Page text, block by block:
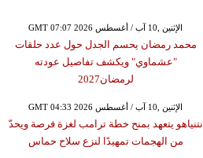
GMT 07:07 2026 الإثنين ,10 آب / أغسطس
محمد رمضان يحسم الجدل حول عدد حلقات
"عشماوي" ويكشف تفاصيل عودته
لرمضان2027
GMT 04:33 2026 الإثنين ,10 آب / أغسطس
نتنياهو يتعهد بمنح خطة ترامب لغزة فرصة ويحدّ
من الهجمات تمهيدًا لنزع سلاح حماس